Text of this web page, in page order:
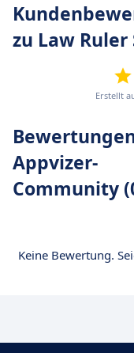
zu Law
Erstellt
Appvizer-
Community
Keine Bewertung.